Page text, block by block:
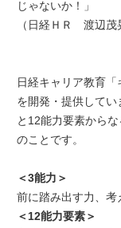
じゃないか！」
（日経ＨＲ 渡辺茂
◇
日経キャリア教育「
を開発・提供して
と12能力要素から
のことです。
＜3能力＞
前に踏み出す力、考
＜12能力要素＞